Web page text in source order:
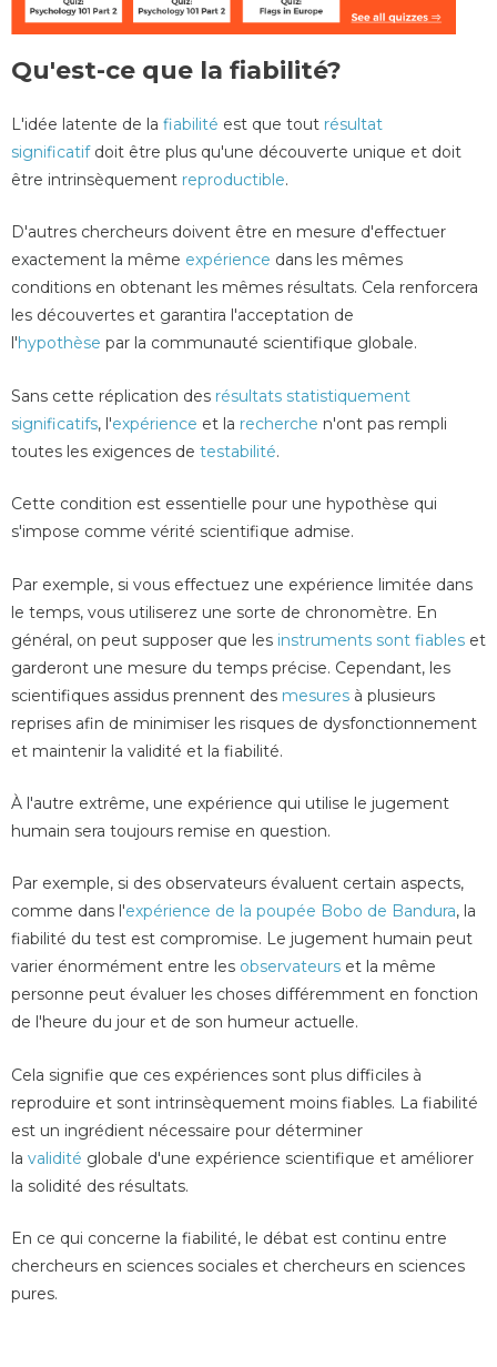
Qu'est-ce que la fiabilité?
L'idée latente de la fiabilité est que tout résultat
significatifdoit être plus qu'une découverte unique et doit
être intrinsèquement reproductible.
D'autres chercheurs doivent être en mesure d'effectuer
exactement la même expérience dans les mêmes
conditions en obtenant les mêmes résultats. Cela renforcera
les découvertes et garantira l'acceptation de
l'hypothèse par la communauté scientifique globale.
Sans cette réplication des résultats statistiquement
significatifs, l'expérience et la recherche n'ont pas rempli
toutes les exigences de testabilité.
Cette condition est essentielle pour une hypothèse qui
s'impose comme vérité scientifique admise.
Par exemple, si vous effectuez une expérience limitée dans
le temps, vous utiliserez une sorte de chronomètre. En
général, on peut supposer que les instruments sont fiables et
garderont une mesure du temps précise. Cependant, les
scientifiques assidus prennent des mesures à plusieurs
reprises afin de minimiser les risques de dysfonctionnement
et maintenir la validité et la fiabilité.
À l'autre extrême, une expérience qui utilise le jugement
humain sera toujours remise en question.
Par exemple, si des observateurs évaluent certain aspects,
comme dans l'expérience de la poupée Bobo de Bandura, la
fiabilité du test est compromise. Le jugement humain peut
varier énormément entre les observateurs et la même
personne peut évaluer l es choses différemment en fonction
de l'heure du jour et de son humeur actuelle.
Cela signifie que ces expériences sont plus difficiles à
reproduire et sont intrinsèquement moins fiables. La fiabilité
est un ingrédient nécessaire pour déterminer
la validité globale d'une expérience scientifique et améliorer
la solidité des résultats.
En ce qui concerne la fiabilité, le débat est continu entre
chercheurs en sciences sociales et chercheurs en sciences
pures.